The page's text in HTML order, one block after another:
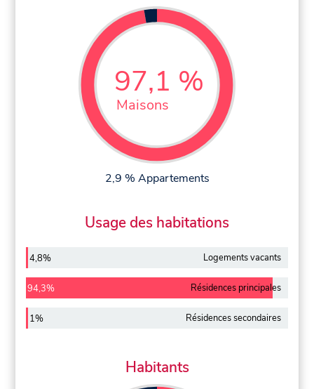
97,1 %
Maisons
2,9 % Appartements
Usage des habitations
4,8% Logements vacants
94,3% Résidences principales
1% Résidences secondaires
Habitants